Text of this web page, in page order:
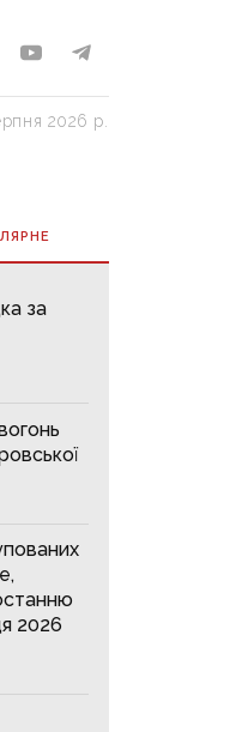
2026 р.
за
2026